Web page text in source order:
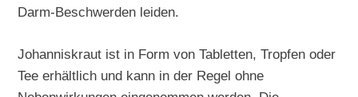
Darm-Beschwerden leiden.
Johanniskraut ist in Form von Tabletten, Tropfen oder
Tee erhältlich und kann in der Regel ohne